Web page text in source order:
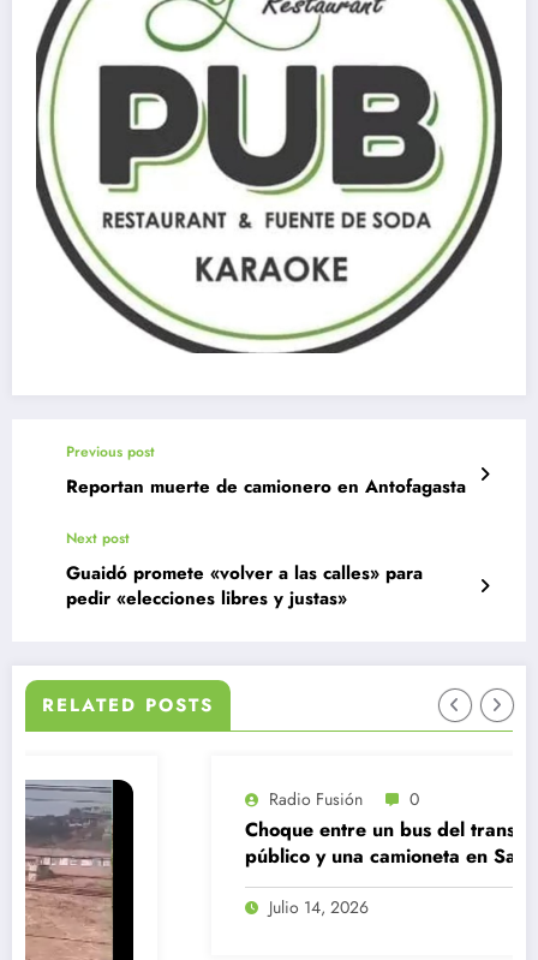
Previous post
Reportan muerte de camionero en Antofagasta
Next post
Guaidó promete «volver a las calles» para
pedir «elecciones libres y justas»
RELATED POSTS
Radio Fusión 0
Choque entre un bus del transporte
público y una camioneta en Santiago
Centro